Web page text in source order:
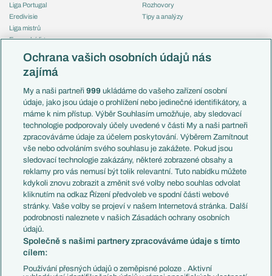
Liga Portugal
Eredivisie
Liga mistrů
Evropská liga
Mistrovství světa
Liga národů
Témata
Představení týmů MS
EuroSkauting
PL v kostce
Evropské koeficienty
Přestupy
Přestupové spekulace
Zranění
Kluby
Arsenal FC
Chelsea FC
Manchester United
AC Milán
Juventus FC
Rozhovory
Tipy a analýzy
Česko
Francie
Itálie
Německo
Španělsko
Argentina
Brazílie
Přestupy
Zápasy
Livescore
Tipovací soutěž
Ochrana vašich osobních údajů nás
zajímá
My a naši partneři999 ukládáme do vašeho zařízení osobní
údaje, jako jsou údaje o prohlížení nebo jedinečné identifikátory, a
máme k nim přístup. Výběr Souhlasím umožňuje, aby sledovací
technologie podporovaly účely uvedené v části My a naši partneři
zpracováváme údaje za účelem poskytování. Výběrem Zamítnout
vše nebo odvoláním svého souhlasu je zakážete. Pokud jsou
sledovací technologie zakázány, některé zobrazené obsahy a
reklamy pro vás nemusí být tolik relevantní. Tuto nabídku můžete
kdykoli znovu zobrazit a změnit své volby nebo souhlas odvolat
kliknutím na odkaz Řízení předvoleb ve spodní části webové
stránky. Vaše volby se projeví v našem Internetová stránka. Další
podrobnosti naleznete v našich Zásadách ochrany osobních
údajů.
Společně s našimi partnery zpracováváme údaje s tímto
cílem:
Používání přesných údajů o zeměpisné poloze . Aktivní